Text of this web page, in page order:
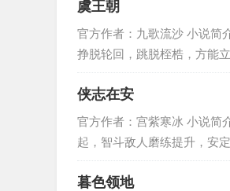
虞王朝
官方作者：九歌流沙 小说简
挣脱轮回，跳脱桎梏，方能
侠志在安
官方作者：宫紫寒冰 小说简
起，智斗敌人磨练提升，安
暮色领地